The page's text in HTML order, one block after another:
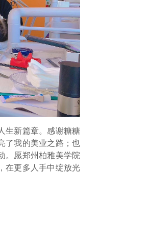
生新篇章。感谢糖糖
了我的美业之路；也
。愿郑州柏雅美学院
在更多人手中绽放光